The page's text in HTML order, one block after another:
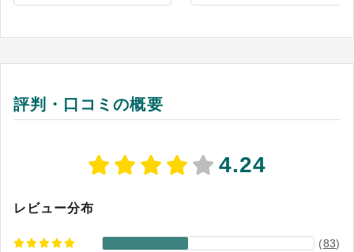
評判・口コミの概要
4.24
レビュー分布
(83)